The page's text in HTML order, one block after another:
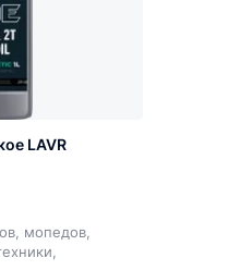
LAVR
мопедов,